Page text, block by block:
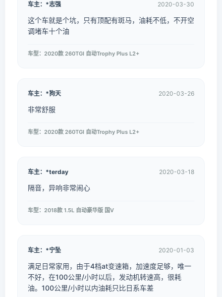
车主：*志强 2020-03-30
这个车就是个坑，只有顶配有斑马，油耗不低，不开空
调堵车十个油
车型：2020款 260TGI 自动Trophy Plus L2+
车主：*狗天 2020-03-26
非常舒服
车型：2020款 260TGI 自动Trophy Plus L2+
车主：*terday 2020-03-18
隔音，异响非常闹心
车型：2018款 1.5L 自动豪华版 国V
车主：*宁坠 2020-01-03
满足日常家用，由于4档at变速箱，加速度足够，唯一
不好，在100公里/小时以后，发动机转速高，很耗
油。100公里/小时以内油耗只比日系车差